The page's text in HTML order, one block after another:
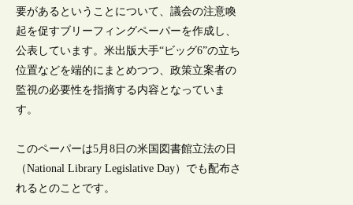
要があるということについて、議会の注意喚
起を促すブリーフィングペーパーを作成し、
公表しています。米出版大手“ビッグ6”の立ち
位置などを端的にまとめつつ、政策立案者の
監視の必要性を指摘する内容となっていま
す。
このペーパーは5月8日の米国図書館立法の日
（National Library Legislative Day）でも配布さ
れるとのことです。